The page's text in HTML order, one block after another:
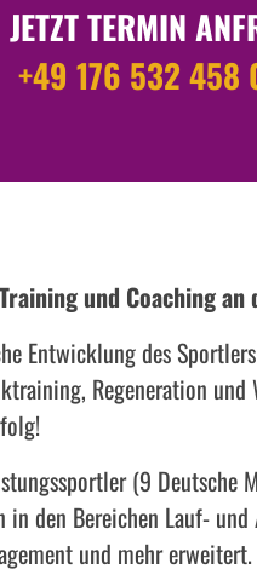
JETZT TERMIN
+49 176 532 458
und Coaching an
Entwicklung des
Regeneration und
(9 Deutsche
in den Bereichen Lauf-
und mehr